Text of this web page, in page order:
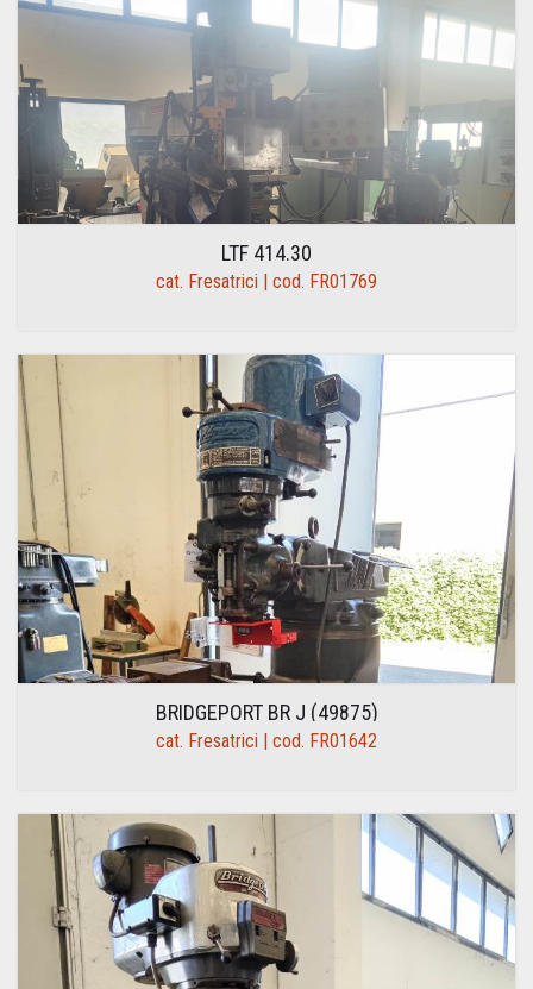
LTF 414.30
cat. Fresatrici | cod. FR01769
BRIDGEPORT BR J (49875)
cat. Fresatrici | cod. FR01642